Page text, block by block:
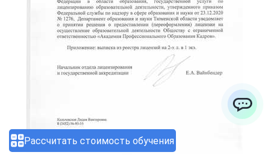
Рассчитать стоимость обучения